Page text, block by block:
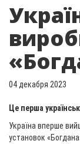
04 декабря 2023
Це перша
Україна вперше
установок